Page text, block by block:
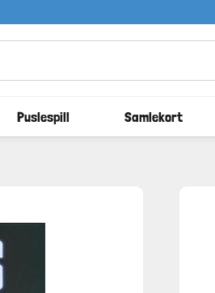
Puslespill Samlekort